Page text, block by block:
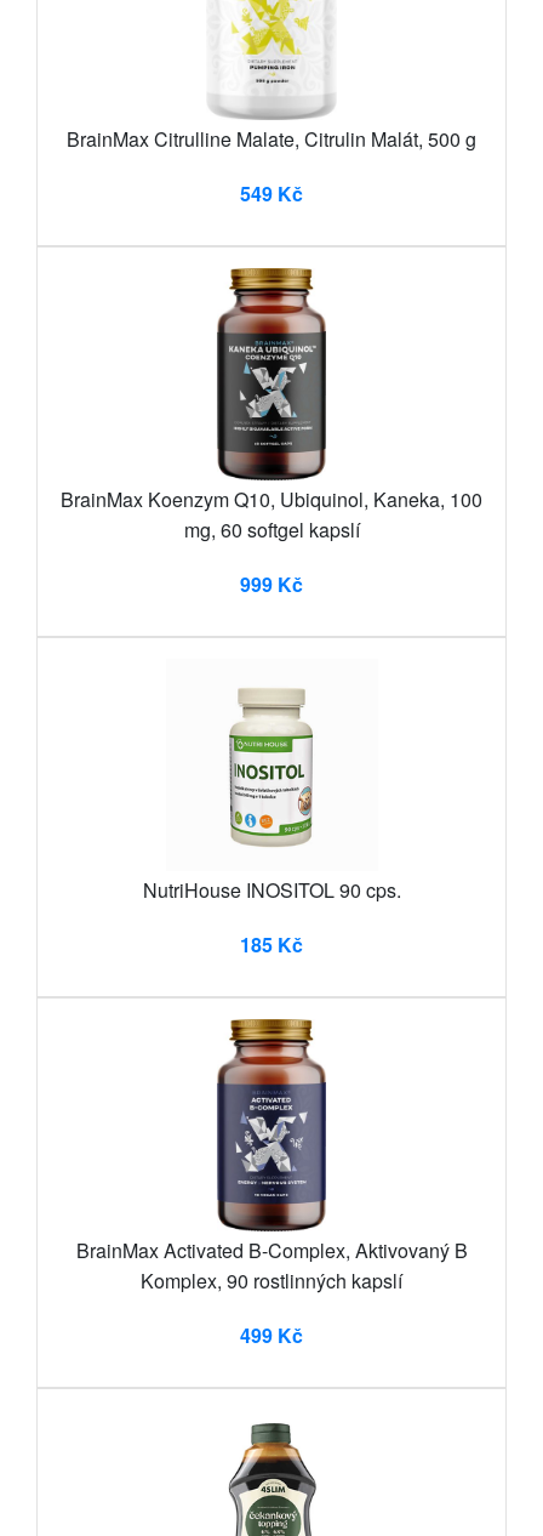
BrainMax Citrulline Malate, Citrulin Malát, 500 g
549 Kč
BrainMax Koenzym Q10, Ubiquinol, Kaneka, 100
mg, 60 softgel kapslí
999 Kč
NutriHouse INOSITOL 90 cps.
185 Kč
BrainMax Activated B-Complex, Aktivovaný B
Komplex, 90 rostlinných kapslí
499 Kč